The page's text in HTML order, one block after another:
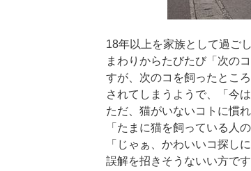
18年以上を家族として過ご
まわりからたびたび「次の
すが、次のコを飼ったとこ
されてしまうようで、「今
ただ、猫がいないコトに慣
「たまに猫を飼っている人
「じゃぁ、かわいいコ探し
誤解を招きそうないい方で